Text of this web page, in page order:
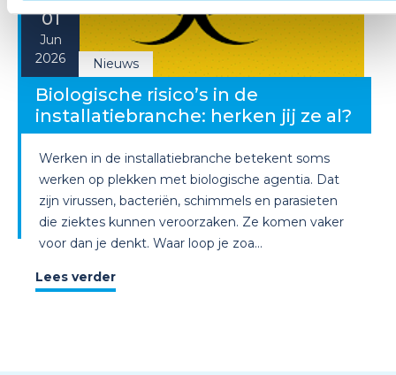
01
Jun
2026
Nieuws
Biologische risico’s in de
installatiebranche: herken jij ze al?
Werken in de installatiebranche betekent soms
werken op plekken met biologische agentia. Dat
zijn virussen, bacteriën, schimmels en parasieten
die ziektes kunnen veroorzaken. Ze komen vaker
voor dan je denkt. Waar loop je zoa...
Lees verder